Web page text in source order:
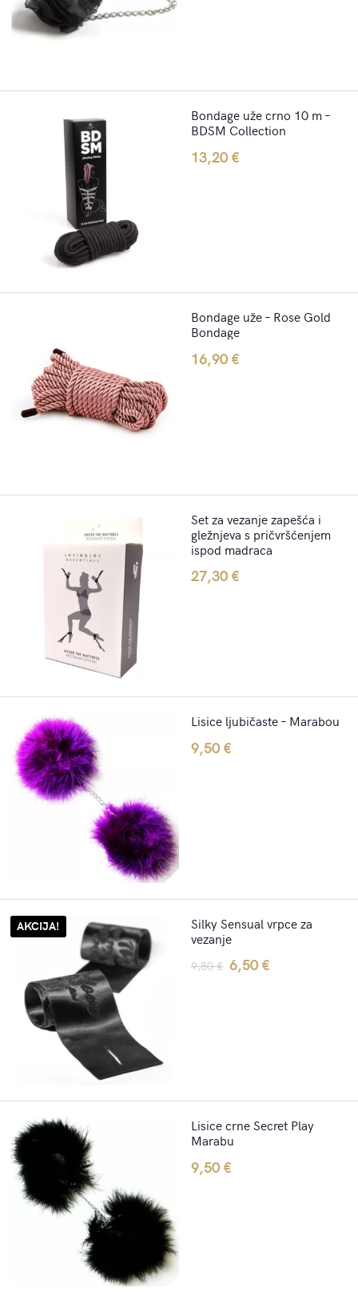
Bondage uže crno 10 m –
BDSM Collection
13,20€
Bondage uže – Rose Gold
Bondage
16,90€
Set za vezanje zapešća i
gležnjeva s pričvršćenjem
ispod madraca
27,30€
Lisice ljubičaste – Marabou
9,50€
Silky Sensual vrpce za
vezanje
AKCIJA!
9,80€ Original
6,50€
Lisice crne Secret Play
Marabu
9,50€